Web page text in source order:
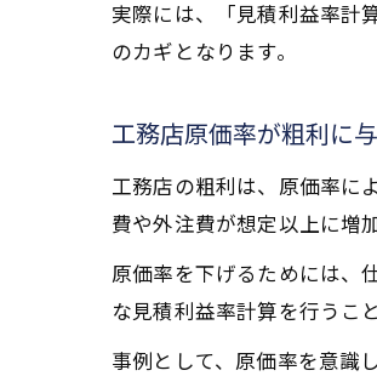
実際には、「見積利益率計
のカギとなります。
工務店原価率が粗利に
工務店の粗利は、原価率に
費や外注費が想定以上に増
原価率を下げるためには、
な見積利益率計算を行うこ
事例として、原価率を意識